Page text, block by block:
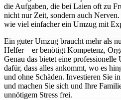
die Aufgaben, die bei Laien oft zu
nicht nur Zeit, sondern auch
wie viel einfacher ein Umzug mit
Ein guter Umzug braucht mehr als
Helfer – er benötigt Kompetenz,
Genau das bietet eine
dafür, dass alles ankommt, wo es
und ohne Schäden. Investieren Sie
und machen Sie sich und Ihre
unnötigem Stress frei.